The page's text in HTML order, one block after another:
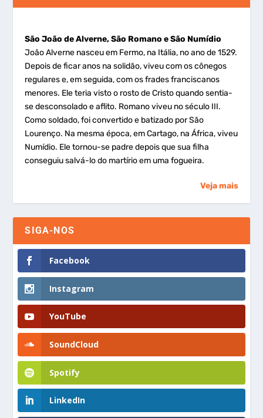
São João de Alverne, São Romano e São Numídio
João Alverne nasceu em Fermo, na Itália, no ano de 1529.
Depois de ficar anos na solidão, viveu com os cônegos
regulares e, em seguida, com os frades franciscanos
menores. Ele teria visto o rosto de Cristo quando sentia-
se desconsolado e aflito. Romano viveu no século III.
Como soldado, foi convertido e batizado por São
Lourenço. Na mesma época, em Cartago, na África, viveu
Numídio. Ele tornou-se padre depois que sua filha
conseguiu salvá-lo do martírio em uma fogueira.
Veja mais
SIGA-NOS
Facebook
Instagram
YouTube
SoundCloud
Spotify
LinkedIn